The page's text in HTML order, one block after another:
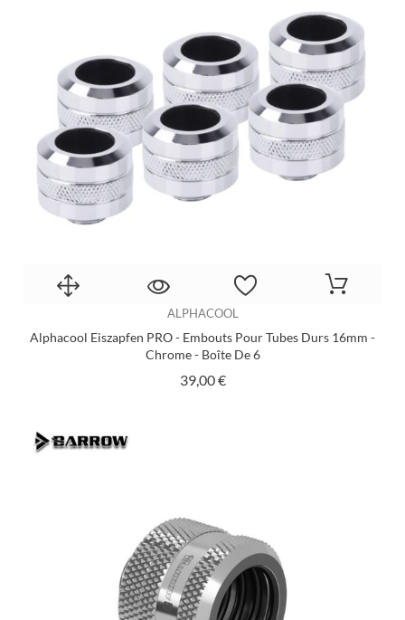
ALPHACOOL
Alphacool Eiszapfen PRO - Embouts Pour Tubes Durs 16mm -
Chrome - Boîte De 6
39,00 €Prix